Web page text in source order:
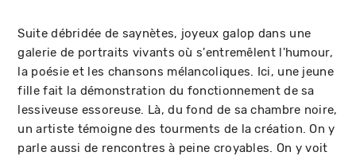
Suite débridée de saynètes, joyeux galop dans une
galerie de portraits vivants où s'entremêlent l'humour,
la poésie et les chansons mélancoliques. Ici, une jeune
fille fait la démonstration du fonctionnement de sa
lessiveuse essoreuse. Là, du fond de sa chambre noire,
un artiste témoigne des tourments de la création. On y
parle aussi de rencontres à peine croyables. On y voit